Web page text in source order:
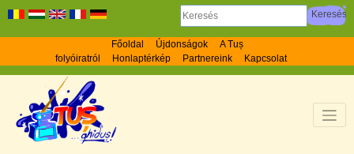
Főoldal Újdonságok
A Tuș
folyóiratról
Honlaptérkép Partnereink Kapcsolat